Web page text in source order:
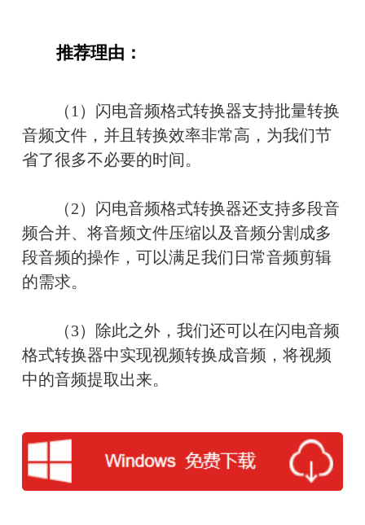
推荐理由：
（1）闪电音频格式转换器支持批量转换
音频文件，并且转换效率非常高，为我们节
省了很多不必要的时间。
（2）闪电音频格式转换器还支持多段音
频合并、将音频文件压缩以及音频分割成多
段音频的操作，可以满足我们日常音频剪辑
的需求。
（3）除此之外，我们还可以在闪电音频
格式转换器中实现视频转换成音频，将视频
中的音频提取出来。